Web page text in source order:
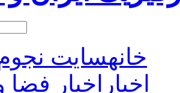
خانهسایت نجوم
اخبار اخبار